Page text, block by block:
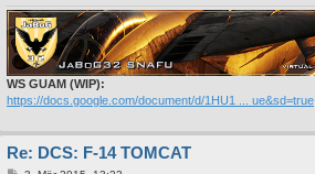
WS GUAM (WIP):
https://docs.google.com/document/d/1HU1 ... ue&sd=true
Re: DCS: F-14 TOMCAT